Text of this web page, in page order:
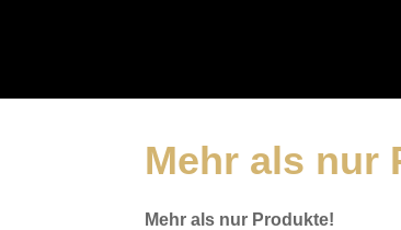
Mehr als nur
Mehr als nur Produkte!